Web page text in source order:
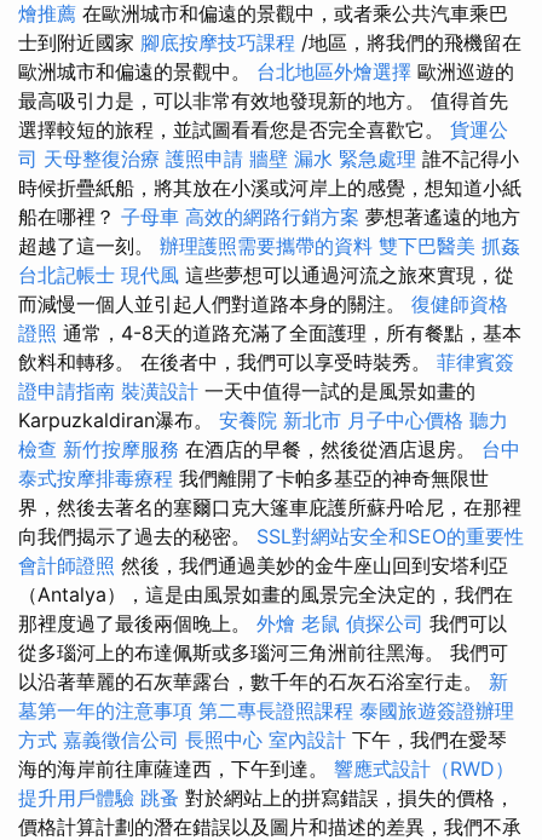
燴推薦 在歐洲城市和偏遠的景觀中，或者乘公共汽車乘巴
士到附近國家 腳底按摩技巧課程 /地區，將我們的飛機留在
歐洲城市和偏遠的景觀中。 台北地區外燴選擇 歐洲巡遊的
最高吸引力是，可以非常有效地發現新的地方。 值得首先
選擇較短的旅程，並試圖看看您是否完全喜歡它。 貨運公
司 天母整復治療 護照申請 牆壁 漏水 緊急處理 誰不記得小
時候折疊紙船，將其放在小溪或河岸上的感覺，想知道小紙
船在哪裡？ 子母車 高效的網路行銷方案 夢想著遙遠的地方
超越了這一刻。 辦理護照需要攜帶的資料 雙下巴醫美 抓姦
台北記帳士 現代風 這些夢想可以通過河流之旅來實現，從
而減慢一個人並引起人們對道路本身的關注。 復健師資格
證照 通常，4-8天的道路充滿了全面護理，所有餐點，基本
飲料和轉移。 在後者中，我們可以享受時裝秀。 菲律賓簽
證申請指南 裝潢設計 一天中值得一試的是風景如畫的
Karpuzkaldiran瀑布。 安養院 新北市 月子中心價格 聽力
檢查 新竹按摩服務 在酒店的早餐，然後從酒店退房。 台中
泰式按摩排毒療程 我們離開了卡帕多基亞的神奇無限世
界，然後去著名的塞爾口克大篷車庇護所蘇丹哈尼，在那裡
向我們揭示了過去的秘密。 SSL對網站安全和SEO的重要性
會計師證照 然後，我們通過美妙的金牛座山回到安塔利亞
（Antalya），這是由風景如畫的風景完全決定的，我們在
那裡度過了最後兩個晚上。 外燴 老鼠 偵探公司 我們可以
從多瑙河上的布達佩斯或多瑙河三角洲前往黑海。 我們可
以沿著華麗的石灰華露台，數千年的石灰石浴室行走。 新
墓第一年的注意事項 第二專長證照課程 泰國旅遊簽證辦理
方式 嘉義徵信公司 長照中心 室內設計 下午，我們在愛琴
海的海岸前往庫薩達西，下午到達。 響應式設計（RWD）
提升用戶體驗 跳蚤 對於網站上的拼寫錯誤，損失的價格，
價格計算計劃的潛在錯誤以及圖片和描述的差異，我們不承